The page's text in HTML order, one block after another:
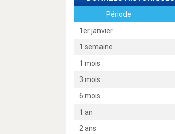
Période
1er janvier
1 semaine
1 mois
3 mois
6 mois
1 an
2 ans